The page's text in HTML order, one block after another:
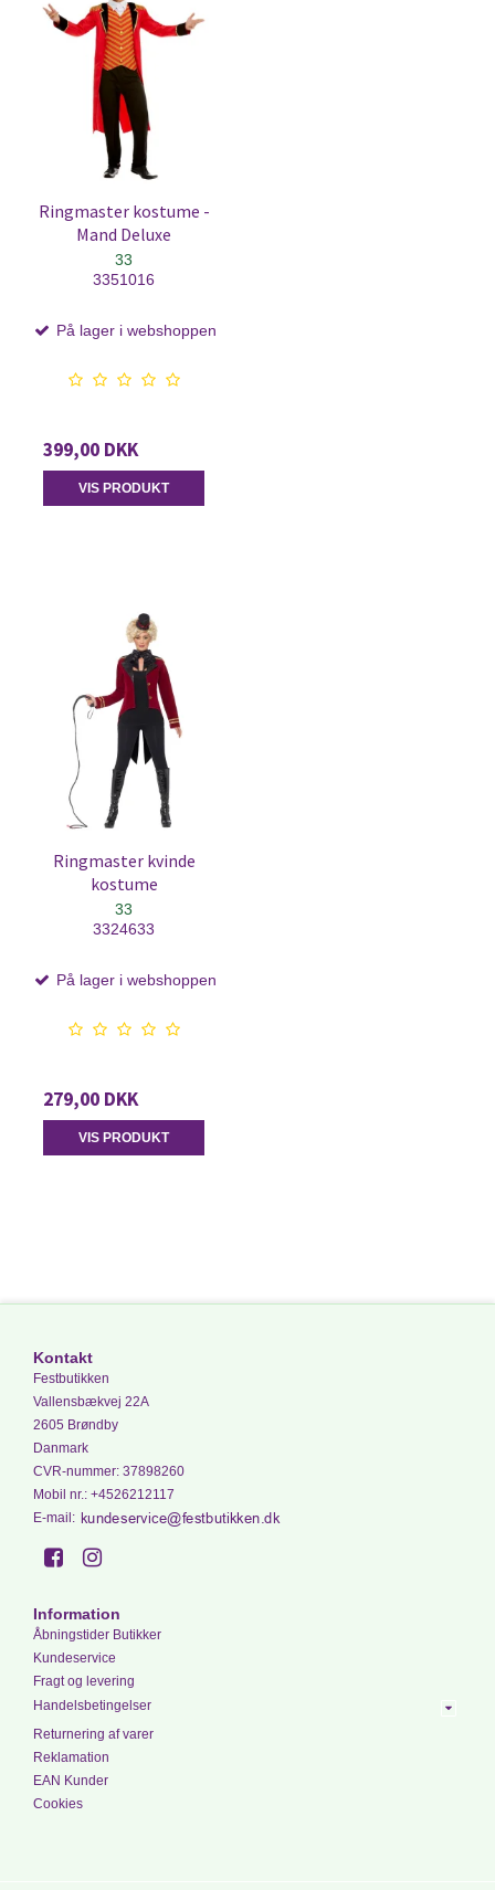
Ringmaster kostume -
Mand Deluxe
33
3351016
På lager i webshoppen
399,00 DKK
VIS PRODUKT
Ringmaster kvinde
kostume
33
3324633
På lager i webshoppen
279,00 DKK
VIS PRODUKT
Kontakt
Festbutikken
Vallensbækvej 22A
2605 Brøndby
Danmark
CVR-nummer: 37898260
Mobil nr.: +4526212117
E-mail :
Information
Åbningstider Butikker
Kundeservice
Fragt og levering
Handelsbetingelser
Returnering af varer
Reklamation
EAN Kunder
Cookies